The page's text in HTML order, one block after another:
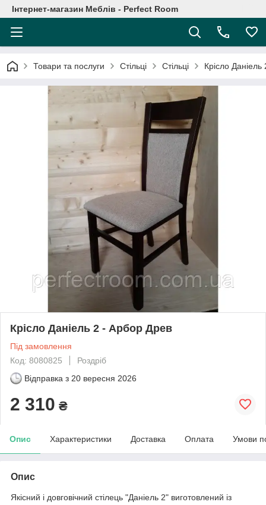
Інтернет-магазин Меблів - Perfect Room
Товари та послуги Стільці Стільці Крісло
Крісло Даніель 2 - Арбор Древ
Під замовлення
Код: 8080825
Роздріб
Відправка з 20 вересня 2026
2 310 ₴
Опис Характеристики Доставка Оплата Умови
Опис
Якісний і довговічний стілець "Даніель 2" виготовлений із